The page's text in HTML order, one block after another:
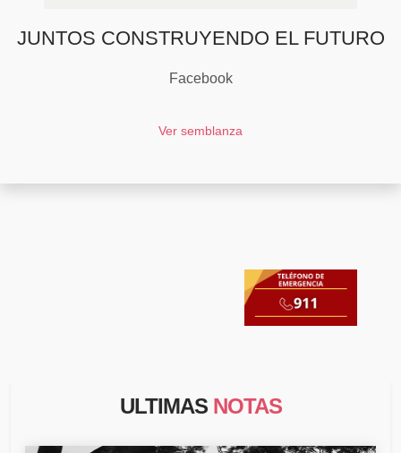
JUNTOS CONSTRUYENDO EL FUTURO
Facebook
Ver semblanza
ULTIMAS NOTAS